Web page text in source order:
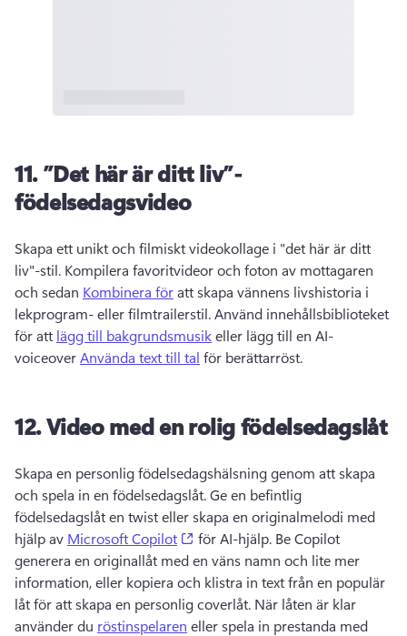
11.”Det här är ditt liv”-
födelsedagsvideo
Skapa ett unikt och filmiskt videokollage i "det här är ditt
liv"-stil. Kompilera favoritvideor och foton av mottagaren
och sedan Kombinera för att skapa vännens livshistoria i
lekprogram- eller filmtrailerstil. Använd innehållsbiblioteket
för att lägg till bakgrundsmusik eller lägg till en AI-
voiceover Använda text till tal för berättarröst.
12.Video med en rolig födelsedagslåt
Skapa en personlig födelsedagshälsning genom att skapa
och spela in en födelsedagslåt. Ge en befintlig
födelsedagslåt en twist eller skapa en originalmelodi med
hjälp av Microsoft Copilot (opens in a new tab)
för AI-hjälp. Be Copilot
generera en originallåt med en väns namn och lite mer
information, eller kopiera och klistra in text från en populär
låt för att skapa en personlig coverlåt. När låten är klar
använder du röstinspelaren eller spela in prestanda med